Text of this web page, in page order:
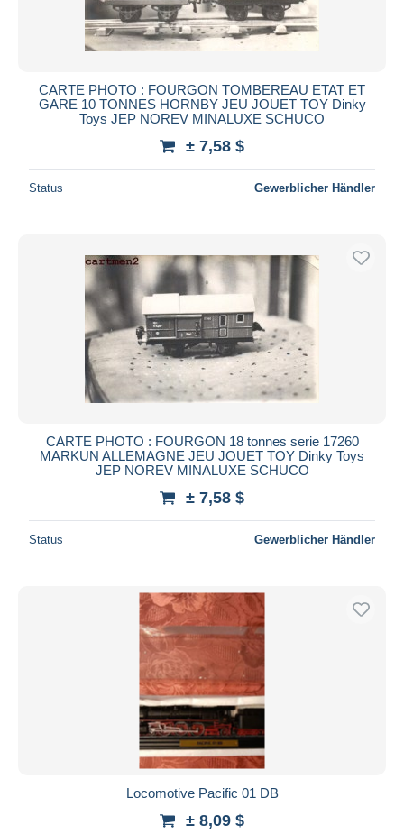
CARTE PHOTO : FOURGON TOMBEREAU ETAT ET
GARE 10 TONNES HORNBY JEU JOUET TOY Dinky
Toys JEP NOREV MINALUXE SCHUCO
± 7,58 $
Status Gewerblicher Händler
CARTE PHOTO : FOURGON 18 tonnes serie 17260
MARKUN ALLEMAGNE JEU JOUET TOY Dinky Toys
JEP NOREV MINALUXE SCHUCO
± 7,58 $
Status Gewerblicher Händler
Locomotive Pacific 01 DB
± 8,09 $